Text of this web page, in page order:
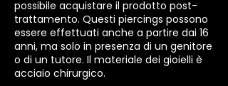
possibile acquistare il prodotto post-
trattamento. Questi piercings possono
essere effettuati anche a partire dai 16
anni, ma solo in presenza di un genitore
o di un tutore. Il materiale dei gioielli è
acciaio chirurgico.